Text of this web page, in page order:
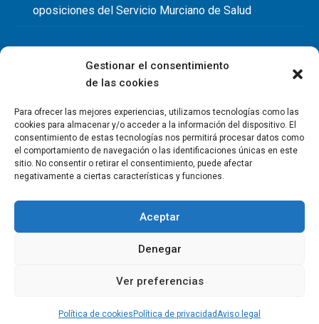
Gestionar el consentimiento
de las cookies
Para ofrecer las mejores experiencias, utilizamos tecnologías como las
cookies para almacenar y/o acceder a la información del dispositivo. El
consentimiento de estas tecnologías nos permitirá procesar datos como
el comportamiento de navegación o las identificaciones únicas en este
sitio. No consentir o retirar el consentimiento, puede afectar
negativamente a ciertas características y funciones.
Aceptar
Denegar
Ver preferencias
Política de cookies Política de privacidadAviso legal
oposiciones del Servicio Murciano de Salud
Copyright Colegio Oficial de Fisioterapeutas de la Región de
Contacto